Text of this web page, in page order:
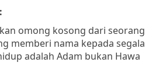
omong kosong dari seorang
memberi nama kepada segala
adalah Adam bukan Hawa